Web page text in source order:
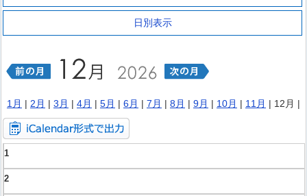
日別表示
1月 | 2月 | 3月 | 4月 | 5月 | 6月 | 7月 | 8月 | 9月 | 10月 | 11月 | 12月 |
1
2